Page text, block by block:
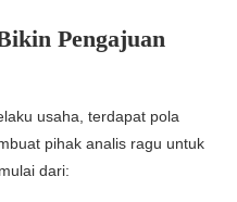
Pengajuan
usaha, terdapat pola
pihak analis ragu untuk
dari: